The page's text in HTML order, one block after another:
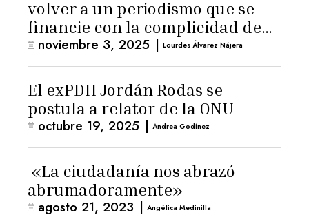
volver a un periodismo que se
financie con la complicidad de
los lectores»
noviembre 3, 2025 | Lourdes Álvarez Nájera
El exPDH Jordán Rodas se
postula a relator de la ONU
octubre 19, 2025 | Andrea Godínez
«La ciudadanía nos abrazó
abrumadoramente»
agosto 21, 2023 | Angélica Medinilla